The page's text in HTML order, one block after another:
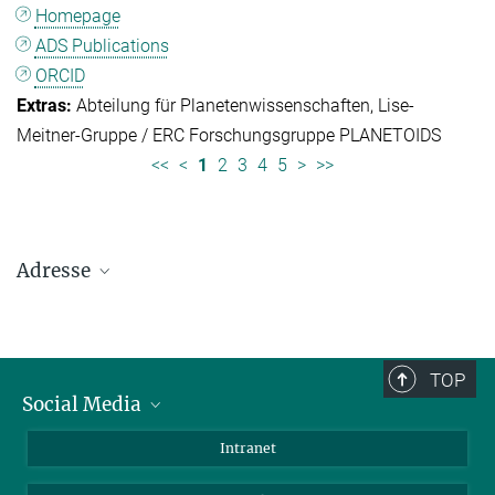
Homepage
ADS Publications
ORCID
Abteilung für Planetenwissenschaften Lise-
Meitner-Gruppe / ERC Forschungsgruppe PLANETOIDS
<< < 1 2 3 4 5 > >>
Adresse
Telefon: +49 551 384 979-0
E-Mail:presseinfo@mps.mpg.de
TOP
Social Media
Intranet